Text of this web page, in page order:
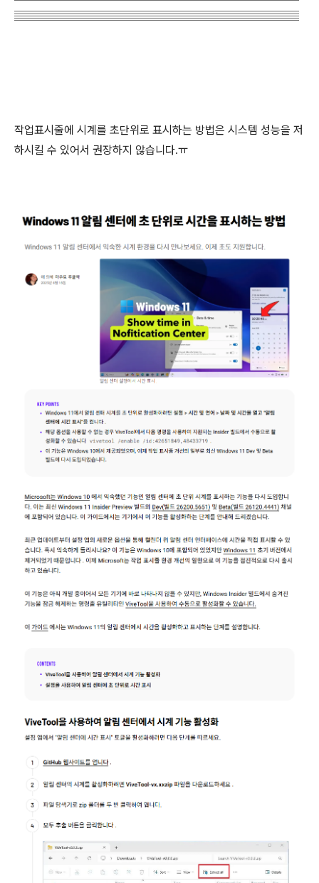
▤▤▤▤▤▤▤▤▤▤▤▤▤▤▤▤▤▤▤▤▤▤▤▤▤
작업표시줄에 시계를 초단위로 표시하는 방법은 시스템 성능을 저
하시킬 수 있어서 권장하지 않습니다.ㅠ